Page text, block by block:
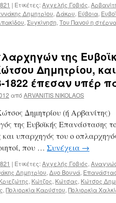
| Ετικέτες:Αγγελής Γοβιός,
Δημητρίου, Δάκρυ, Εύβοια,
, Συγκίνηση, Του Πανού η
της
Δημητρίου,
1822 έπεσαν υπέρ
από ARVANITIS NIKOLAOS
Δημητρίου (ή
της Ευβοϊκής Επανάστασης
και υπαρχηγός του ο
που … Συνέχεια →
| Ετικέτες:Αγγελής Γοβιός,
Δημητρίου, Δυο Βουνά,
, Κώτζος, Κώτσας, Κώτσος
, Πολιορκία Καρύστου, Πολιορκία